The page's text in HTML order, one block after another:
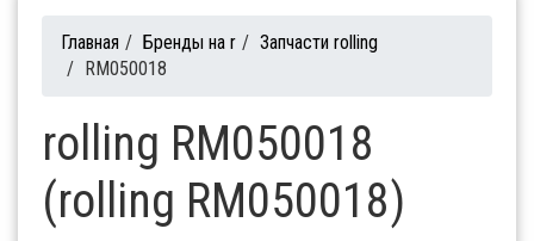
Главная / Бренды на r / Запчасти rolling
/ RM050018
rolling RM050018
(rolling RM050018)